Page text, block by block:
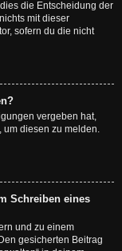
die Entscheidung der
mit dieser
sofern du die nicht
vergeben hat,
um diesen zu melden.
Schreiben eines
und zu einem
gesicherten Beitrag